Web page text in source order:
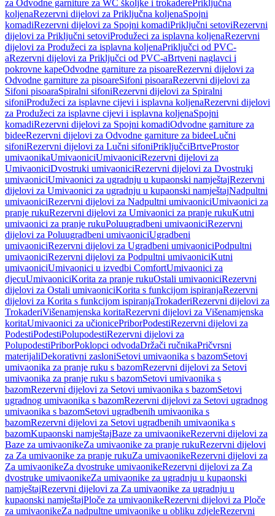
za Odvodne garniture za WC školjke i trokaderePriključna
koljenaRezervni dijelovi za Priključna koljenaSpojni
komadiRezervni dijelovi za Spojni komadiPriključni setoviRezervni
dijelovi za Priključni setoviProdužeci za isplavna koljenaRezervni
dijelovi za Produžeci za isplavna koljenaPriključci od PVC-
aRezervni dijelovi za Priključci od PVC-aBrtveni naglavci i
pokrovne kapeOdvodne garniture za pisoareRezervni dijelovi za
Odvodne garniture za pisoareSifoni pisoaraRezervni dijelovi za
Sifoni pisoaraSpiralni sifoniRezervni dijelovi za Spiralni
sifoniProdužeci za isplavne cijevi i isplavna koljenaRezervni dijelovi
za Produžeci za isplavne cijevi i isplavna koljenaSpojni
komadiRezervni dijelovi za Spojni komadiOdvodne garniture za
bideeRezervni dijelovi za Odvodne garniture za bideeLučni
sifoniRezervni dijelovi za Lučni sifoniPriključciBrtveProstor
umivaonikaUmivaoniciUmivaoniciRezervni dijelovi za
UmivaoniciDvostruki umivaoniciRezervni dijelovi za Dvostruki
umivaoniciUmivaonici za ugradnju u kupaonski namještajRezervni
dijelovi za Umivaonici za ugradnju u kupaonski namještajNadpultni
umivaoniciRezervni dijelovi za Nadpultni umivaoniciUmivaonici za
pranje rukuRezervni dijelovi za Umivaonici za pranje rukuKutni
umivaonici za pranje rukuPoluugradbeni umivaoniciRezervni
dijelovi za Poluugradbeni umivaoniciUgradbeni
umivaoniciRezervni dijelovi za Ugradbeni umivaoniciPodpultni
umivaoniciRezervni dijelovi za Podpultni umivaoniciKutni
umivaoniciUmivaonici u izvedbi ComfortUmivaonici za
djecuUmivaoniciKorita za pranje rukuOstali umivaoniciRezervni
dijelovi za Ostali umivaoniciKorita s funkcijom ispiranjaRezervni
dijelovi za Korita s funkcijom ispiranjaTrokaderiRezervni dijelovi za
TrokaderiVišenamjenska koritaRezervni dijelovi za Višenamjenska
koritaUmivaonici za učionicePriborPodestiRezervni dijelovi za
PodestiPodestiPolupodestiRezervni dijelovi za
PolupodestiPriborPoklopci odvodaDržači ručnikaPričvrsni
materijaliDekorativni zasloniSetovi umivaonika s bazomSetovi
umivaonika za pranje ruku s bazomRezervni dijelovi za Setovi
umivaonika za pranje ruku s bazomSetovi umivaonika s
bazomRezervni dijelovi za Setovi umivaonika s bazomSetovi
ugradnog umivaonika s bazomRezervni dijelovi za Setovi ugradnog
umivaonika s bazomSetovi ugradbenih umivaonika s
bazomRezervni dijelovi za Setovi ugradbenih umivaonika s
bazomKupaonski namještajBaze za umivaonikeRezervni dijelovi za
Baze za umivaonikeZa umivaonike za pranje rukuRezervni dijelovi
za Za umivaonike za pranje rukuZa umivaonikeRezervni dijelovi za
Za umivaonikeZa dvostruke umivaonikeRezervni dijelovi za Za
dvostruke umivaonikeZa umivaonike za ugradnju u kupaonski
namještajRezervni dijelovi za Za umivaonike za ugradnju u
kupaonski namještajPloče za umivaonikeRezervni dijelovi za Ploče
za umivaonikeZa nadpultne umivaonike u obliku zdjeleRezervni